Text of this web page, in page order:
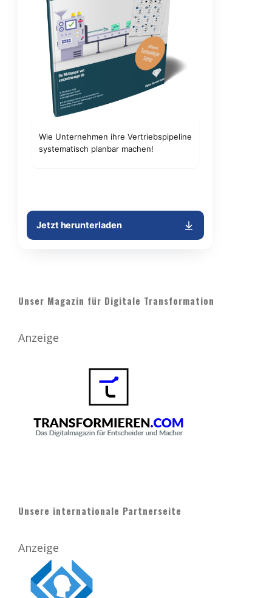
Unser Magazin für Digitale Transformation
Anzeige
Unsere internationale Partnerseite
Anzeige